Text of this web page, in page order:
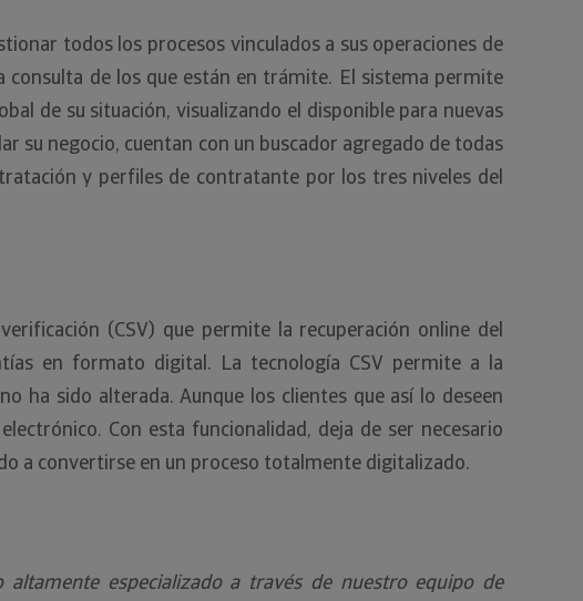
todos los procesos vinculados a sus operaciones de
de los que están en trámite. El sistema permite
de su situación, visualizando el disponible para nuevas
su negocio, cuentan con un buscador agregado de todas
y perfiles de contratante por los tres niveles del
(CSV) que permite la recuperación online del
en formato digital. La tecnología CSV permite a la
ha sido alterada. Aunque los clientes que así lo deseen
Con esta funcionalidad, deja de ser necesario
a convertirse en un proceso totalmente digitalizado.
especializado a través de nuestro equipo de